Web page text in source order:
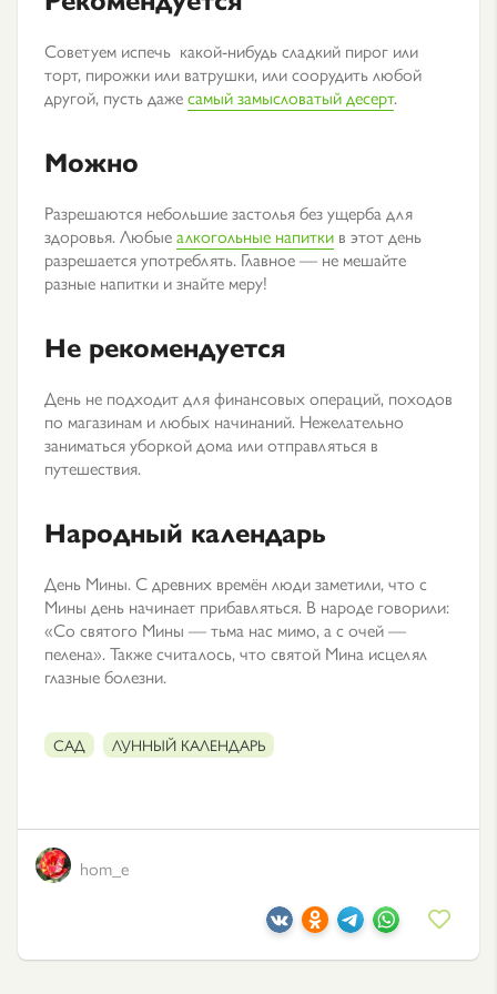
Советуем испечь какой-нибудь сладкий пирог или
торт, пирожки или ватрушки, или соорудить любой
другой, пусть дажесамый замысловатый десерт.
Можно
Разрешаются небольшие застолья без ущерба для
здоровья. Любыеалкогольные напитки в этот день
разрешается употреблять. Главное — не мешайте
разные напитки и знайте меру!
Не рекомендуется
День не подходит для финансовых операций, походов
по магазинам и любых начинаний. Нежелательно
заниматься уборкой дома или отправляться в
путешествия.
Народный календарь
День Мины. С древних времён люди заметили, что с
Мины день начинает прибавляться. В народе говорили:
«Со святого Мины — тьма нас мимо, а с очей —
пелена». Также считалось, что святой Мина исцелял
глазные болезни.
САД ЛУННЫЙ КАЛЕНДАРЬ
hom_e